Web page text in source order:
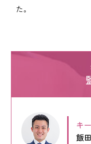
建設業関連サポート
SOCIAL AND LABOR
キークレア社会
REAL ESTATE
キークレア不動
た。
キ
飯